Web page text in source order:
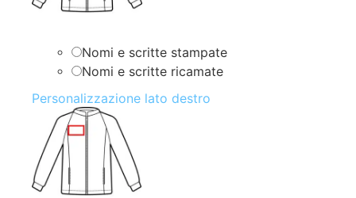
Nomi e scritte stampate
Nomi e scritte ricamate
Personalizzazione lato destro